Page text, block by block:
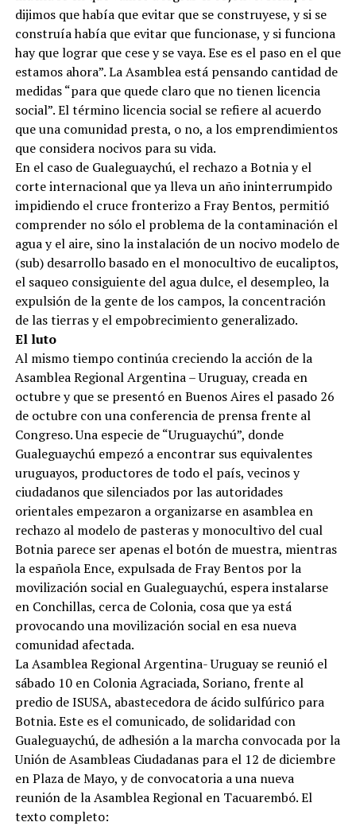
dijimos que había que evitar que se construyese, y si se
construía había que evitar que funcionase, y si funciona
hay que lograr que cese y se vaya. Ese es el paso en el que
estamos ahora”. La Asamblea está pensando cantidad de
medidas “para que quede claro que no tienen licencia
social”. El término licencia social se refiere al acuerdo
que una comunidad presta, o no, a los emprendimientos
que considera nocivos para su vida.
En el caso de Gualeguaychú, el rechazo a Botnia y el
corte internacional que ya lleva un año ininterrumpido
impidiendo el cruce fronterizo a Fray Bentos, permitió
comprender no sólo el problema de la contaminación el
agua y el aire, sino la instalación de un nocivo modelo de
(sub) desarrollo basado en el monocultivo de eucaliptos,
el saqueo consiguiente del agua dulce, el desempleo, la
expulsión de la gente de los campos, la concentración
de las tierras y el empobrecimiento generalizado.
El luto
Al mismo tiempo continúa creciendo la acción de la
Asamblea Regional Argentina – Uruguay, creada en
octubre y que se presentó en Buenos Aires el pasado 26
de octubre con una conferencia de prensa frente al
Congreso. Una especie de “Uruguaychú”, donde
Gualeguaychú empezó a encontrar sus equivalentes
uruguayos, productores de todo el país, vecinos y
ciudadanos que silenciados por las autoridades
orientales empezaron a organizarse en asamblea en
rechazo al modelo de pasteras y monocultivo del cual
Botnia parece ser apenas el botón de muestra, mientras
la española Ence, expulsada de Fray Bentos por la
movilización social en Gualeguaychú, espera instalarse
en Conchillas, cerca de Colonia, cosa que ya está
provocando una movilización social en esa nueva
comunidad afectada.
La Asamblea Regional Argentina- Uruguay se reunió el
sábado 10 en Colonia Agraciada, Soriano, frente al
predio de ISUSA, abastecedora de ácido sulfúrico para
Botnia. Este es el comunicado, de solidaridad con
Gualeguaychú, de adhesión a la marcha convocada por la
Unión de Asambleas Ciudadanas para el 12 de diciembre
en Plaza de Mayo, y de convocatoria a una nueva
reunión de la Asamblea Regional en Tacuarembó. El
texto completo: